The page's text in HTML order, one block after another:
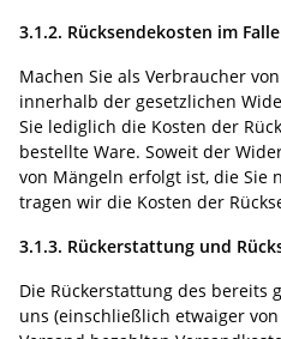
3.1.2. Rücksendekosten im
Machen Sie als Verbraucher
innerhalb der gesetzlichen
Sie lediglich die Kosten der
bestellte Ware. Soweit der
von Mängeln erfolgt ist, die Sie
tragen wir die Kosten der
3.1.3. Rückerstattung und
Die Rückerstattung des bereits
uns (einschließlich etwaiger